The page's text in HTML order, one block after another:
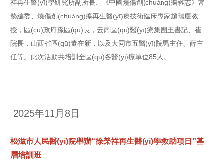
祥再生醫(yī)學研究所副所長、《中國燒傷創(chuàng)瘍雜志》常
務編委、燒傷創(chuàng)瘍再生醫(yī)療技術臨床專家趙瑞慶教
授，區(qū)政府孫區(qū)長，云崗區(qū)醫(yī)療集團王書記、崔
院長，山西省區(qū)董在新，以及大同市五醫(yī)院馬主任、薛主
任等。此次活動共培訓全區(qū)各醫(yī)療單位85人。
2025年11月8日
松滋市人民醫(yī)院舉辦“徐榮祥再生醫(yī)學救助項目”基
層培訓班